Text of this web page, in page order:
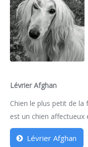
Lévrier Afghan
Chien le plus petit de
est un chien affectueux
Lévrier Afghan